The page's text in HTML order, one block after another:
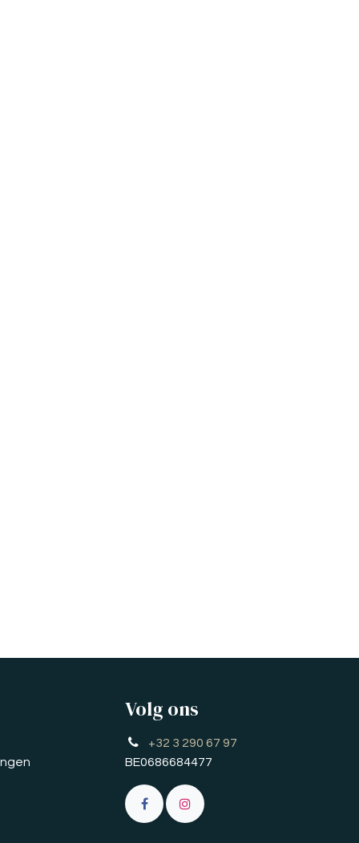
Volg ons
+32 3 290 67 97
BE0686684477